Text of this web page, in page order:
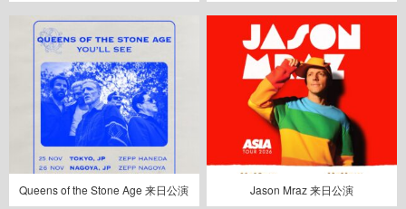
Queens of the Stone Age 来日公演 Jason Mraz 来日公演